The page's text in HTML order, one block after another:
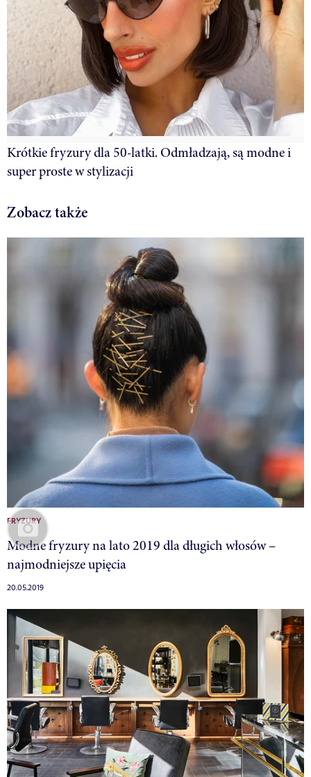
Krótkie fryzury dla 50-latki. Odmładzają, są modne i
super proste w stylizacji
Zobacz także
FRYZURY
Modne fryzury na lato 2019 dla długich włosów –
najmodniejsze upięcia
20.05.2019